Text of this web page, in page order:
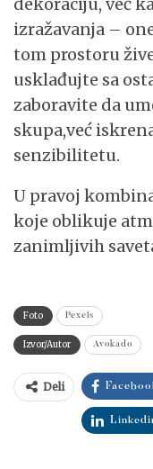
izražavanja –
tom prostoru
usklađujte sa
zaboravite da
skupa,već
senzibilitetu.
U pravoj
koje oblikuje
zanimljivih
Foto Pexels
Izvor/Autor Avokado
Deli